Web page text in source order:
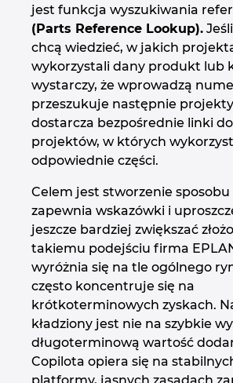
jest funkcja wyszukiwania
(Parts Reference Lookup).
chcą wiedzieć, w jakich
wykorzystali dany produkt lub
wystarczy, że wprowadzą
przeszukuje następnie
dostarcza bezpośrednie linki
projektów, w których
odpowiednie części.
Celem jest stworzenie
zapewnia wskazówki i
jeszcze bardziej zwiększać
takiemu podejściu firma
wyróżnia się na tle ogólnego
często koncentruje się na
krótkoterminowych zyskach.
kładziony jest nie na szybkie
długoterminową wartość
Copilota opiera się na